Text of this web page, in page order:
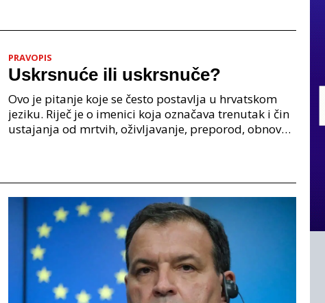
PRAVOPIS
Uskrsnuće ili uskrsnuče?
Ovo je pitanje koje se često postavlja u hrvatskom
jeziku. Riječ je o imenici koja označava trenutak i čin
ustajanja od mrtvih, oživljavanje, preporod, obnovu.